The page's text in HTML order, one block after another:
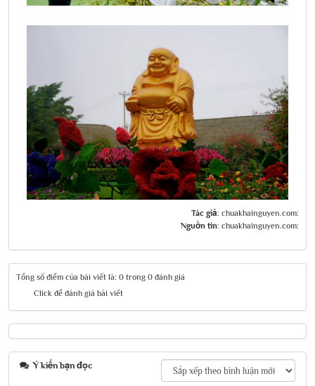
Tác giả: chuakhainguyen.com:
Nguồn tin: chuakhainguyen.com:
Tổng số điểm của bài viết là: 0 trong 0 đánh giá
Click để đánh giá bài viết
Ý kiến bạn đọc